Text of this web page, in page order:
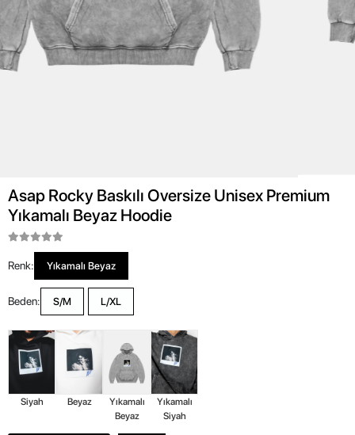
Asap Rocky Baskılı Oversize Unisex Premium
Yıkamalı Beyaz Hoodie
Renk: Yıkamalı Beyaz
Beden: S/M L/XL
Siyah Beyaz
Yıkamalı
Beyaz
Yıkamalı
Siyah